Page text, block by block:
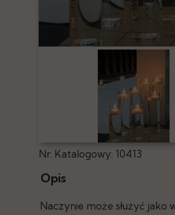
Nr. Katalogowy: 10413
Opis
Naczynie może służyć jako